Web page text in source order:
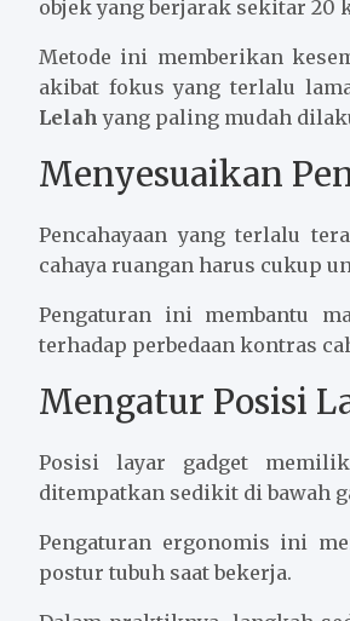
objek yang berjarak sekitar 20
Metode ini memberikan
akibat fokus yang terlalu
Lelah yang paling mudah
Menyesuaikan
Pencahayaan yang terlalu
cahaya ruangan harus cukup
Pengaturan ini membantu
terhadap perbedaan kontras
Mengatur Posisi
Posisi layar gadget
ditempatkan sedikit di bawah
Pengaturan ergonomis ini
postur tubuh saat bekerja.